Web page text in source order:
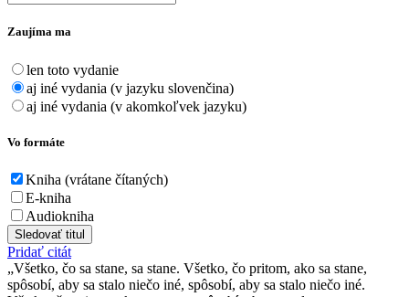
Zaujíma ma
len toto vydanie
aj iné vydania (v jazyku slovenčina)
aj iné vydania (v akomkoľvek jazyku)
Vo formáte
Kniha (vrátane čítaných)
E-kniha
Audiokniha
Sledovať titul
Pridať citát
Všetko, čo sa stane, sa stane. Všetko, čo pritom, ako sa stane,
spôsobí, aby sa stalo niečo iné, spôsobí, aby sa stalo niečo iné.